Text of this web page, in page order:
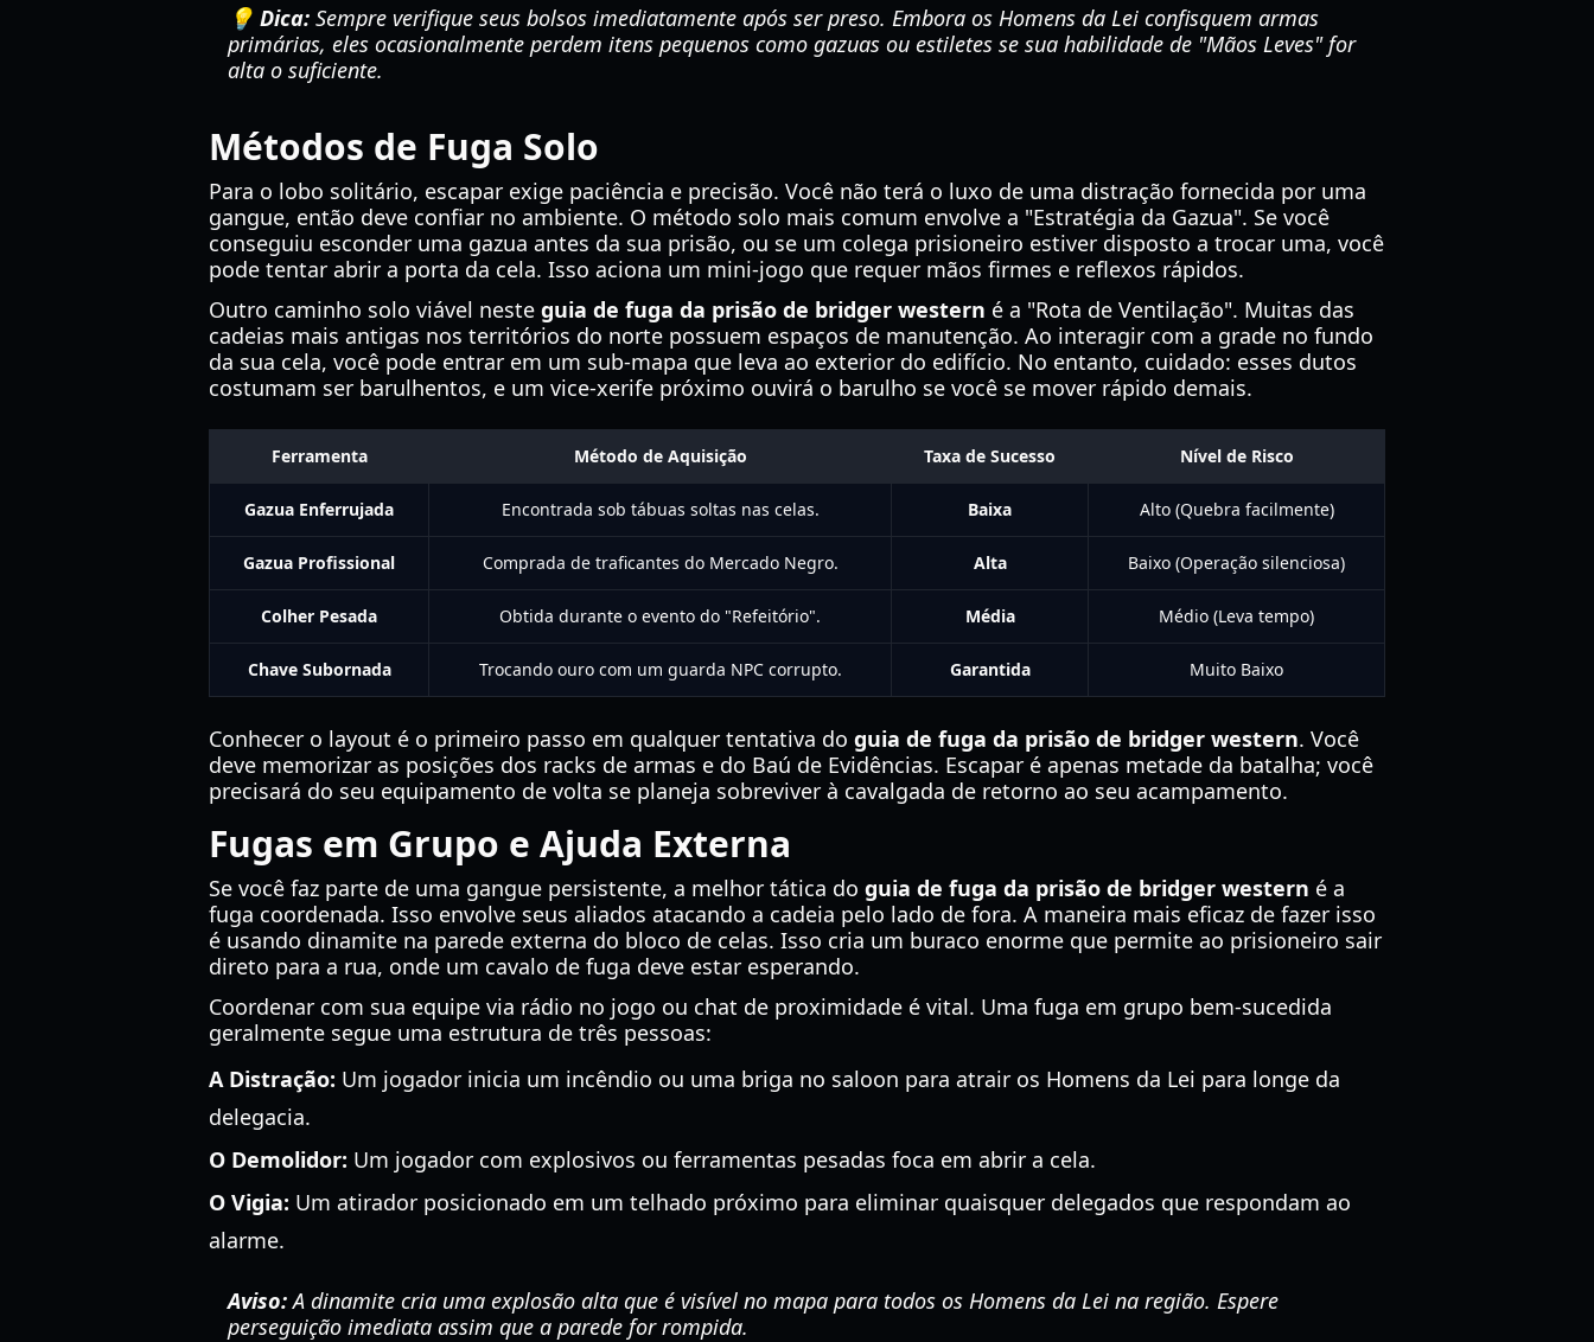
💡 Dica: Sempre verifique seus bolsos imediatamente após ser preso. Embora os Homens da Lei confisquem armas
primárias, eles ocasionalmente perdem itens pequenos como gazuas ou estiletes se sua habilidade de "Mãos Leves" for
alta o suficiente.
Métodos de Fuga Solo
Para o lobo solitário, escapar exige paciência e precisão. Você não terá o luxo de uma distração fornecida por uma
gangue, então deve confiar no ambiente. O método solo mais comum envolve a "Estratégia da Gazua". Se você
conseguiu esconder uma gazua antes da sua prisão, ou se um colega prisioneiro estiver disposto a trocar uma, você
pode tentar abrir a porta da cela. Isso aciona um mini-jogo que requer mãos firmes e reflexos rápidos.
Outro caminho solo viável neste guia de fuga da prisão de bridger western é a "Rota de Ventilação". Muitas das
cadeias mais antigas nos territórios do norte possuem espaços de manutenção. Ao interagir com a grade no fundo
da sua cela, você pode entrar em um sub-mapa que leva ao exterior do edifício. No entanto, cuidado: esses dutos
costumam ser barulhentos, e um vice-xerife próximo ouvirá o barulho se você se mover rápido demais.
Ferramenta Método de Aquisição Taxa de Sucesso Nível de Risco
Gazua Enferrujada Encontrada sob tábuas soltas nas celas. Baixa Alto (Quebra facilmente)
Gazua Profissional Comprada de traficantes do Mercado Negro. Alta Baixo (Operação silenciosa)
Colher Pesada Obtida durante o evento do "Refeitório". Média Médio (Leva tempo)
Chave Subornada Trocando ouro com um guarda NPC corrupto. Garantida Muito Baixo
Conhecer o layout é o primeiro passo em qualquer tentativa do guia de fuga da prisão de bridger western. Você
deve memorizar as posições dos racks de armas e do Baú de Evidências. Escapar é apenas metade da batalha; você
precisará do seu equipamento de volta se planeja sobreviver à cavalgada de retorno ao seu acampamento.
Fugas em Grupo e Ajuda Externa
Se você faz parte de uma gangue persistente, a melhor tática do guia de fuga da prisão de bridger western é a
fuga coordenada. Isso envolve seus aliados atacando a cadeia pelo lado de fora. A maneira mais eficaz de fazer isso
é usando dinamite na parede externa do bloco de celas. Isso cria um buraco enorme que permite ao prisioneiro sair
direto para a rua, onde um cavalo de fuga deve estar esperando.
Coordenar com sua equipe via rádio no jogo ou chat de proximidade é vital. Uma fuga em grupo bem-sucedida
geralmente segue uma estrutura de três pessoas:
A Distração: Um jogador inicia um incêndio ou uma briga no saloon para atrair os Homens da Lei para longe da
delegacia.
O Demolidor: Um jogador com explosivos ou ferramentas pesadas foca em abrir a cela.
O Vigia: Um atirador posicionado em um telhado próximo para eliminar quaisquer delegados que respondam ao
alarme.
Aviso:A dinamite cria uma explosão alta que é visível no mapa para todos os Homens da Lei na região. Espere
perseguição imediata assim que a parede for rompida.